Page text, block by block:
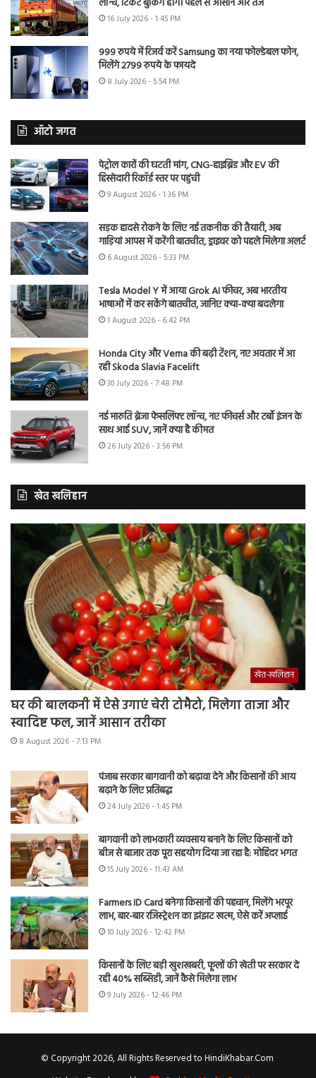
16 July 2026 - 1:45 PM
999 रुपये में रिजर्व करें Samsung का नया फोल्डेबल फोन,
मिलेंगे 2799 रुपये के फायदे
8 July 2026 - 5:54 PM
ऑटो जगत
पेट्रोल कारों की घटती मांग, CNG-हाइब्रिड और EV की
हिस्सेदारी रिकॉर्ड स्तर पर पहुंची
9 August 2026 - 1:36 PM
सड़क हादसे रोकने के लिए नई तकनीक की तैयारी, अब
गाड़ियां आपस में करेंगी बातचीत, ड्राइवर को पहले मिलेगा अलर्ट
6 August 2026 - 5:33 PM
Tesla Model Y में आया Grok AI फीचर, अब भारतीय
भाषाओं में कर सकेंगे बातचीत, जानिए क्या-क्या बदलेगा
1 August 2026 - 6:42 PM
Honda City और Verna की बढ़ी टेंशन, नए अवतार में आ
रही Skoda Slavia Facelift
30 July 2026 - 7:48 PM
नई मारुति ब्रेजा फेसलिफ्ट लॉन्च, नए फीचर्स और टर्बो इंजन के
साथ आई SUV, जानें क्या है कीमत
26 July 2026 - 3:56 PM
खेत खलिहान
खेत-खलिहान
घर की बालकनी में ऐसे उगाएं चेरी टोमैटो, मिलेगा ताजा और
स्वादिष्ट फल, जानें आसान तरीका
8 August 2026 - 7:13 PM
पंजाब सरकार बागवानी को बढ़ावा देने और किसानों की आय
बढ़ाने के लिए प्रतिबद्ध
24 July 2026 - 1:45 PM
बागवानी को लाभकारी व्यवसाय बनाने के लिए किसानों को
बीज से बाजार तक पूरा सहयोग दिया जा रहा है: मोहिंदर भगत
15 July 2026 - 11:43 AM
Farmers ID Card बनेगा किसानों की पहचान, मिलेंगे भरपूर
लाभ, बार-बार रजिस्ट्रेशन का झंझट खत्म, ऐसे करें अप्लाई
10 July 2026 - 12:42 PM
किसानों के लिए बड़ी खुशखबरी, फूलों की खेती पर सरकार दे
रही 40% सब्सिडी, जानें कैसे मिलेगा लाभ
9 July 2026 - 12:46 PM
© Copyright 2026, All Rights Reserved to HindiKhabar.Com